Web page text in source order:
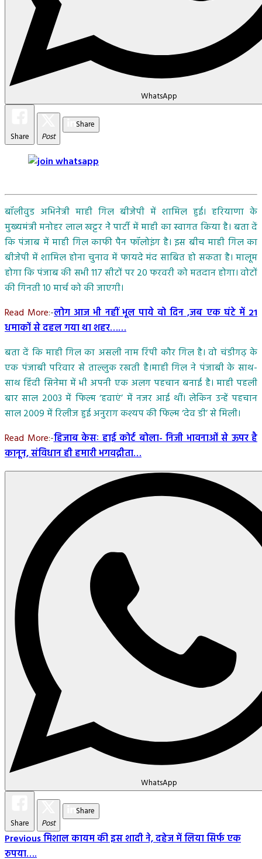
WhatsApp
Share Post
Share
बॉलीवुड अभिनेत्री माही गिल बीजेपी में शामिल हुई। हरियाणा के
मुख्यमंत्री मनोहर लाल खट्टर नेे पार्टी में माही का स्वागत किया है। बता दें
कि पंजाब में माही गिल काफी पैन फॉलोइंग है। इस बीच माही गिल का
बीजेपी में शामिल होना चुनाव में फायदे मंद साबित हो सकता है। मालूम
होगा कि पंजाब की सभी 117 सीटों पर 20 फरवरी को मतदान होगा। वोटों
की गिनती 10 मार्च को की जाएगी।
Read More:-लोग आज भी नहीं भूल पाये वो दिन ,जब एक घंटे में 21
धमाकों से दहल गया था शहर……
बता दें कि माही गिल का असली नाम रिंपी कौर गिल है। वो चंडीगढ़ के
एक पंजाबी परिवार से ताल्लुक रखती है।माही गिल ने पंजाबी के साथ-
साथ हिंदी सिनेमा में भी अपनी एक अलग पहचान बनाई है। माही पहली
बार साल 2003 में फिल्म ‘हवाएं’ में नजर आई थीं। लेकिन उन्हें पहचान
साल 2009 में रिलीज हुई अनुराग कश्यप की फिल्म ‘देव डी’ से मिली।
Read More:-हिजाब केसः हाई कोर्ट बोला- निजी भावनाओं से ऊपर है
कानून, संविधान ही हमारी भगवद्गीता…
WhatsApp
Share Post
Share
Post
Previousमिशाल कायम की इस शादी ने, दहेज में लिया सिर्फ एक
रुपया….